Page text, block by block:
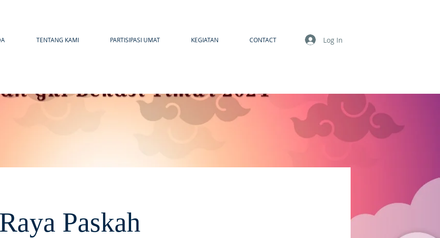
TENTANG KAMI PARTISIPASI UMAT KEGIATAN CONTACT Log In
Paskah